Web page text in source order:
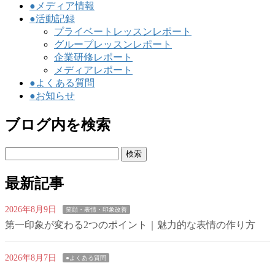
●メディア情報
●活動記録
プライベートレッスンレポート
グループレッスンレポート
企業研修レポート
メディアレポート
●よくある質問
●お知らせ
ブログ内を検索
最新記事
2026年8月9日 笑顔・表情・印象改善
第一印象が変わる2つのポイント｜魅力的な表情の作り方
2026年8月7日 ●よくある質問